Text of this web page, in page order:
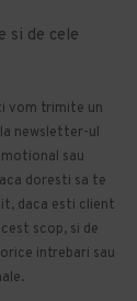
si de cele
vom trimite un
newsletter-ul
sau
doresti sa te
daca esti client
scop, si de
intrebari sau